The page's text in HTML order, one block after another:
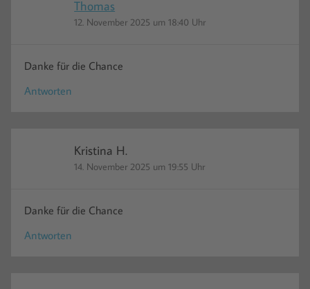
Thomas
12. November 2025 um 18:40 Uhr
Danke für die Chance
Antworten
Kristina H.
14. November 2025 um 19:55 Uhr
Danke für die Chance
Antworten